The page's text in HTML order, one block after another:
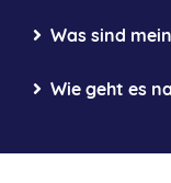
Herausforderung
Was sind
Wie geht es
gestellt hast,